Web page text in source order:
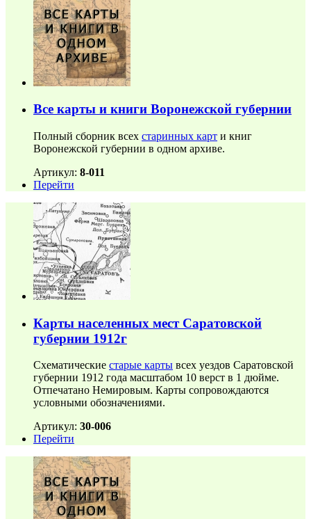
Все карты и книги Воронежской губернии
Полный сборник всех старинных карт и книг
Воронежской губернии в одном архиве.
Артикул: 8-011
Перейти
Карты населенных мест Саратовской
губернии 1912г
Схематические старые карты всех уездов Саратовской
губернии 1912 года масштабом 10 верст в 1 дюйме.
Отпечатано Немировым. Карты сопровождаются
условными обозначениями.
Артикул: 30-006
Перейти